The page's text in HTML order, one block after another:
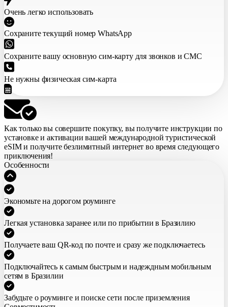
Очень легко использовать
Сохраните текущий номер WhatsApp
Сохраните вашу основную сим-карту для звонков и СМС
Не нужны физическая сим-карта
Как только вы совершите покупку, вы получите инструкции по
установке и активации вашей международной туристической
eSIMи получите безлимитный интернет во время следующего
приключения!
Особенности
Экономьте на дорогом роуминге
Легкая установка заранее или по прибытии в Бразилию
Получаете ваш QR-код по почте и сразу же подключаетесь
Подключайтесь к самым быстрым и надеждным мобильным
сетям в Бразилии
Забудьте о роуминге и поиске сети после приземления